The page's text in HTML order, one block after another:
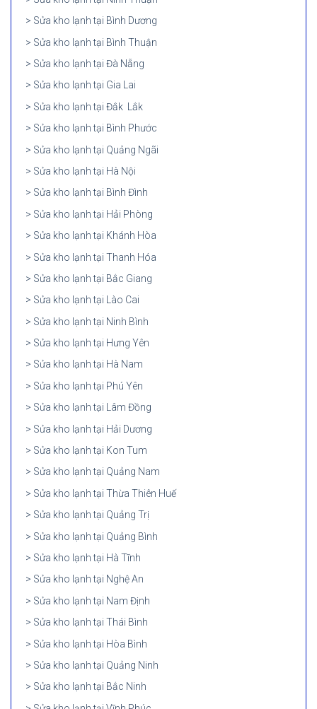
Sửa kho lạnh tại Bình Dương
Sửa kho lạnh tại Bình Thuận
Sửa kho lạnh tại Đà Nẵng
Sửa kho lạnh tại Gia Lai
Sửa kho lạnh tại Đắk Lắk
Sửa kho lạnh tại Bình Phước
Sửa kho lạnh tại Quảng Ngãi
Sửa kho lạnh tại Hà Nội
Sửa kho lạnh tại Bình Đình
Sửa kho lạnh tại Hải Phòng
Sửa kho lạnh tại Khánh Hòa
Sửa kho lạnh tại Thanh Hóa
Sửa kho lạnh tại Bắc Giang
Sửa kho lạnh tại Lào Cai
Sửa kho lạnh tại Ninh Bình
Sửa kho lạnh tại Hưng Yên
Sửa kho lạnh tại Hà Nam
Sửa kho lạnh tại Phú Yên
Sửa kho lạnh tại Lâm Đồng
Sửa kho lạnh tại Hải Dương
Sửa kho lạnh tại Kon Tum
Sửa kho lạnh tại Quảng Nam
Sửa kho lạnh tại Thừa Thiên Huế
Sửa kho lạnh tại Quảng Trị
Sửa kho lạnh tại Quảng Bình
Sửa kho lạnh tại Hà Tĩnh
Sửa kho lạnh tại Nghệ An
Sửa kho lạnh tại Nam Định
Sửa kho lạnh tại Thái Bình
Sửa kho lạnh tại Hòa Bình
Sửa kho lạnh tại Quảng Ninh
Sửa kho lạnh tại Bắc Ninh